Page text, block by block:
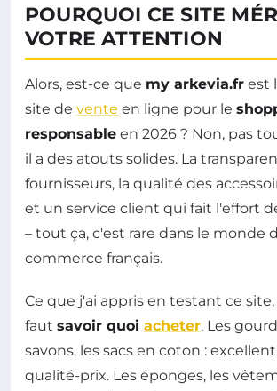
POURQUOI CE SITE
VOTRE ATTENTION
Alors, est-ce que my arkevia.fr est
site de vente en ligne pour le
responsable en 2026 ? Non, pas
il a des atouts solides. La
fournisseurs, la qualité des
et un service client qui fait l'effort
– tout ça, c'est rare dans le monde
commerce français.
Ce que j'ai appris en testant ce
faut savoir quoi acheter. Les
savons, les sacs en coton :
qualité-prix. Les éponges, les